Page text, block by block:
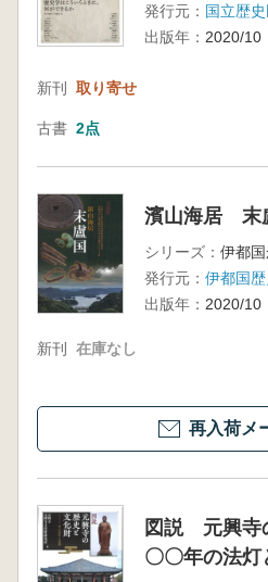
発行元： 国立歴
出版年： 2020/10
新刊 取り寄せ
古書 2点
濱山海居 末
シリーズ：
発行元： 伊都国
出版年： 2020/10
新刊 在庫なし
再入荷メ
図説 元興寺
〇〇年の法灯